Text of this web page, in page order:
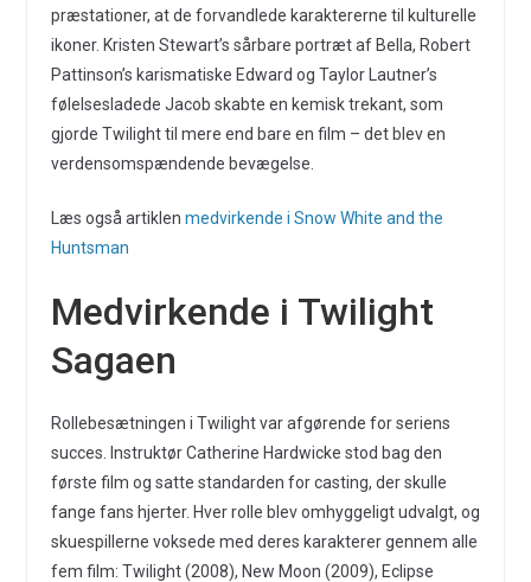
præstationer, at de forvandlede karaktererne til kulturelle
ikoner. Kristen Stewart’s sårbare portræt af Bella, Robert
Pattinson’s karismatiske Edward og Taylor Lautner’s
følelsesladede Jacob skabte en kemisk trekant, som
gjorde Twilight til mere end bare en film – det blev en
verdensomspændende bevægelse.
Læs også artiklen medvirkende i Snow White and the
Huntsman
Medvirkende i Twilight
Sagaen
Rollebesætningen i Twilight var afgørende for seriens
succes. Instruktør Catherine Hardwicke stod bag den
første film og satte standarden for casting, der skulle
fange fans hjerter. Hver rolle blev omhyggeligt udvalgt, og
skuespillerne voksede med deres karakterer gennem alle
fem film: Twilight (2008), New Moon (2009), Eclipse